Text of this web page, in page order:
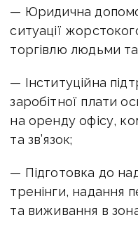
— Юридична
ситуації
торгівлю людьми
— Інституційна
заробітної плати
на оренду офісу,
та зв’язок;
— Підготовка до
тренінги, надання
та виживання в